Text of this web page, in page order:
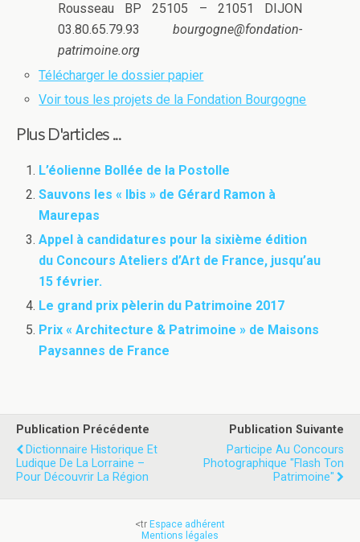
Rousseau BP 25105 – 21051 DIJON
03.80.65.79.93 bourgogne@fondation-
patrimoine.org
Télécharger le dossier papier
Voir tous les projets de la Fondation Bourgogne
Plus D'articles ...
L’éolienne Bollée de la Postolle
Sauvons les « Ibis » de Gérard Ramon à
Maurepas
Appel à candidatures pour la sixième édition
du Concours Ateliers d’Art de France, jusqu’au
15 février.
Le grand prix pèlerin du Patrimoine 2017
Prix « Architecture & Patrimoine » de Maisons
Paysannes de France
Publication Précédente
Dictionnaire Historique Et
Ludique De La Lorraine –
Pour Découvrir La Région
Publication Suivante
Participe Au Concours
Photographique "Flash Ton
Patrimoine"
<tr Espace adhérent
Mentions légales